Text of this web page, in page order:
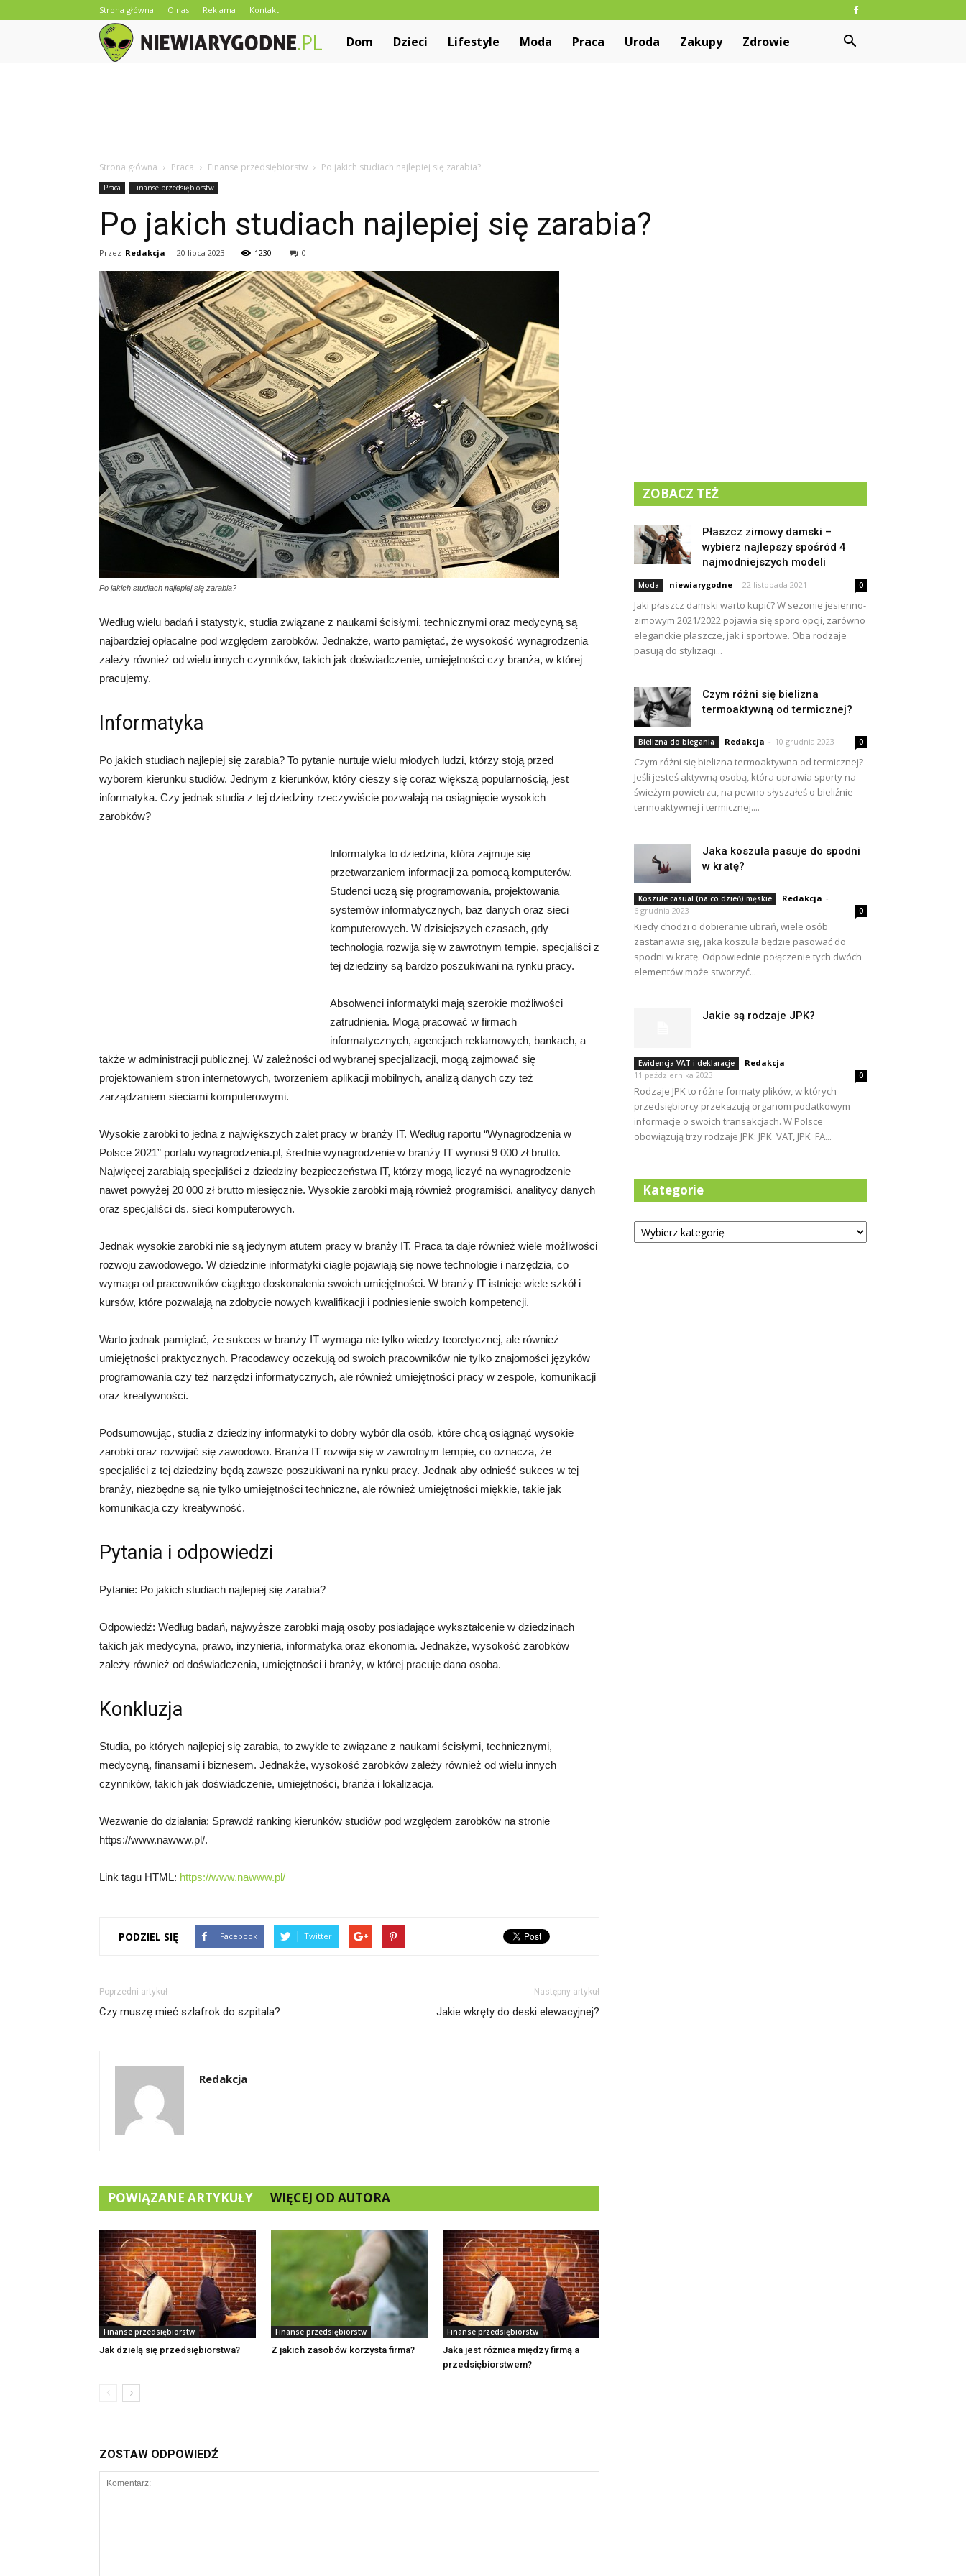
Strona główna O nas Reklama Kontakt
Niewiarygodne.pl
Dom Dzieci Lifestyle Moda Praca Uroda Zakupy Zdrowie
Strona główna Praca Finanse przedsiębiorstw Po jakich studiach najlepiej się zarabia?
Praca Finanse przedsiębiorstw
Po jakich studiach najlepiej się zarabia?
Przez Redakcja - 20 lipca 2023 1230 0
Po jakich studiach najlepiej się zarabia?
Według wielu badań i statystyk, studia związane z naukami ścisłymi, technicznymi oraz medycyną są
najbardziej opłacalne pod względem zarobków. Jednakże, warto pamiętać, że wysokość wynagrodzenia
zależy również od wielu innych czynników, takich jak doświadczenie, umiejętności czy branża, w której
pracujemy.
Informatyka
Po jakich studiach najlepiej się zarabia? To pytanie nurtuje wielu młodych ludzi, którzy stoją przed
wyborem kierunku studiów. Jednym z kierunków, który cieszy się coraz większą popularnością, jest
informatyka. Czy jednak studia z tej dziedziny rzeczywiście pozwalają na osiągnięcie wysokich
zarobków?
Informatyka to dziedzina, która zajmuje się
przetwarzaniem informacji za pomocą komputerów.
Studenci uczą się programowania, projektowania
systemów informatycznych, baz danych oraz sieci
komputerowych. W dzisiejszych czasach, gdy
technologia rozwija się w zawrotnym tempie, specjaliści z
tej dziedziny są bardzo poszukiwani na rynku pracy.
Absolwenci informatyki mają szerokie możliwości
zatrudnienia. Mogą pracować w firmach
informatycznych, agencjach reklamowych, bankach, a
także w administracji publicznej. W zależności od wybranej specjalizacji, mogą zajmować się
projektowaniem stron internetowych, tworzeniem aplikacji mobilnych, analizą danych czy też
zarządzaniem sieciami komputerowymi.
Wysokie zarobki to jedna z największych zalet pracy w branży IT. Według raportu “Wynagrodzenia w
Polsce 2021” portalu wynagrodzenia.pl, średnie wynagrodzenie w branży IT wynosi 9 000 zł brutto.
Najwięcej zarabiają specjaliści z dziedziny bezpieczeństwa IT, którzy mogą liczyć na wynagrodzenie
nawet powyżej 20 000 zł brutto miesięcznie. Wysokie zarobki mają również programiści, analitycy danych
oraz specjaliści ds. sieci komputerowych.
Jednak wysokie zarobki nie są jedynym atutem pracy w branży IT. Praca ta daje również wiele możliwości
rozwoju zawodowego. W dziedzinie informatyki ciągle pojawiają się nowe technologie i narzędzia, co
wymaga od pracowników ciągłego doskonalenia swoich umiejętności. W branży IT istnieje wiele szkół i
kursów, które pozwalają na zdobycie nowych kwalifikacji i podniesienie swoich kompetencji.
Warto jednak pamiętać, że sukces w branży IT wymaga nie tylko wiedzy teoretycznej, ale również
umiejętności praktycznych. Pracodawcy oczekują od swoich pracowników nie tylko znajomości języków
programowania czy też narzędzi informatycznych, ale również umiejętności pracy w zespole, komunikacji
oraz kreatywności.
Podsumowując, studia z dziedziny informatyki to dobry wybór dla osób, które chcą osiągnąć wysokie
zarobki oraz rozwijać się zawodowo. Branża IT rozwija się w zawrotnym tempie, co oznacza, że
specjaliści z tej dziedziny będą zawsze poszukiwani na rynku pracy. Jednak aby odnieść sukces w tej
branży, niezbędne są nie tylko umiejętności techniczne, ale również umiejętności miękkie, takie jak
komunikacja czy kreatywność.
Pytania i odpowiedzi
Pytanie: Po jakich studiach najlepiej się zarabia?
Odpowiedź: Według badań, najwyższe zarobki mają osoby posiadające wykształcenie w dziedzinach
takich jak medycyna, prawo, inżynieria, informatyka oraz ekonomia. Jednakże, wysokość zarobków
zależy również od doświadczenia, umiejętności i branży, w której pracuje dana osoba.
Konkluzja
Studia, po których najlepiej się zarabia, to zwykle te związane z naukami ścisłymi, technicznymi,
medycyną, finansami i biznesem. Jednakże, wysokość zarobków zależy również od wielu innych
czynników, takich jak doświadczenie, umiejętności, branża i lokalizacja.
Wezwanie do działania: Sprawdź ranking kierunków studiów pod względem zarobków na stronie
https://www.nawww.pl/.
Link tagu HTML: https://www.nawww.pl/
PODZIEL SIĘ Facebook Twitter
Poprzedni artykuł
Czy muszę mieć szlafrok do szpitala?
Następny artykuł
Jakie wkręty do deski elewacyjnej?
Redakcja
POWIĄZANE ARTYKUŁY WIĘCEJ OD AUTORA
Finanse przedsiębiorstw
Jak dzielą się przedsiębiorstwa?
Finanse przedsiębiorstw
Z jakich zasobów korzysta firma?
Finanse przedsiębiorstw
Jaka jest różnica między firmą a
przedsiębiorstwem?
ZOSTAW ODPOWIEDŹ
ZOBACZ TEŻ
Płaszcz zimowy damski –
wybierz najlepszy spośród 4
najmodniejszych modeli
Moda niewiarygodne - 22 listopada 2021 0
Jaki płaszcz damski warto kupić? W sezonie jesienno-
zimowym 2021/2022 pojawia się sporo opcji, zarówno
eleganckie płaszcze, jak i sportowe. Oba rodzaje
pasują do stylizacji...
Czym różni się bielizna
termoaktywną od termicznej?
Bielizna do biegania Redakcja - 10 grudnia 2023 0
Czym różni się bielizna termoaktywna od termicznej?
Jeśli jesteś aktywną osobą, która uprawia sporty na
świeżym powietrzu, na pewno słyszałeś o bieliźnie
termoaktywnej i termicznej....
Jaka koszula pasuje do spodni
w kratę?
Koszule casual (na co dzień) męskie Redakcja -
6 grudnia 2023
0
Kiedy chodzi o dobieranie ubrań, wiele osób
zastanawia się, jaka koszula będzie pasować do
spodni w kratę. Odpowiednie połączenie tych dwóch
elementów może stworzyć...
Jakie są rodzaje JPK?
Ewidencja VAT i deklaracje Redakcja -
11 października 2023
0
Rodzaje JPK to różne formaty plików, w których
przedsiębiorcy przekazują organom podatkowym
informacje o swoich transakcjach. W Polsce
obowiązują trzy rodzaje JPK: JPK_VAT, JPK_FA...
Kategorie
Kategorie